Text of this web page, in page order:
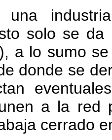
una
solo se
a lo sumo
donde se
a la red
cerrado